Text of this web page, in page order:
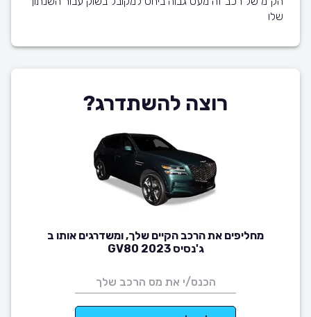
שלו
רוצה להשתדרג?
מחליפים את הרכב הקיים שלך, ומשדרגים אותו ב
ג'נסיס GV80 2023